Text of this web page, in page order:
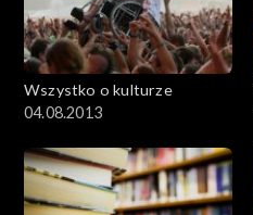
Wszystko o kulturze
04.08.2013